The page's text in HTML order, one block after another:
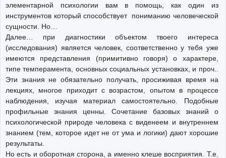
элементарной психологии вам в помощь, как один из
инструментов который способствует пониманию человеческой
сущности. Но…
Далее… при диагностики объектом твоего интереса
(исследования) является человек, соответственно у тебя уже
имеются представления (примитивно говоря) о характере,
типе темперамента, основных социальных установках, и проч..
Эти знания не обязательно получать, просиживая время на
лекциях, многое приходит с возрастом, опытом в процессе
наблюдения, изучая материал самостоятельно. Подобные
профильные знания ценны. Сочетание базовых знаний о
психологической природе человека с виденеем и внутреннем
знанием (тем, которое идет не от ума и логики) дают хорошие
результаты.
Но есть и оборотная сторона, а именно клеше восприятия. Т.е.